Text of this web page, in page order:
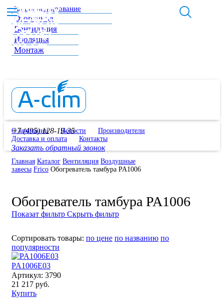
Кондиционирование
Отопление
Вентиляция
Изоляция
Монтаж
+7 (495) 128-19-35
Заказать обратный звонок
О компании Новости
Производители
Доставка и оплата
Контакты
Главная Каталог Вентиляция Воздушные
завесы Frico Обогреватель тамбура PA1006
Обогреватель тамбура PA1006
Показат фильтр Скрыть фильтр
Сортировать товары: по цене по названию по
популярности
PA1006E03
Артикул: 3790
21 217 руб.
Купить